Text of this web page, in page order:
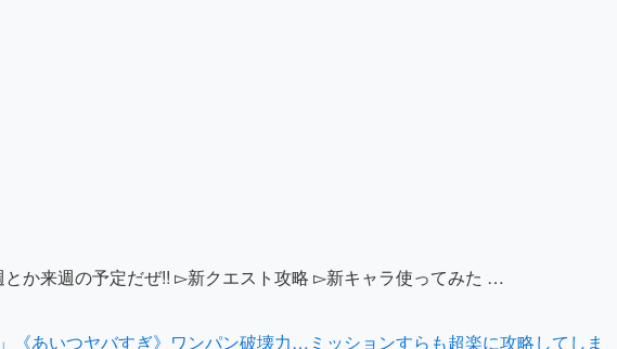
か来週の予定だぜ!! ▻新クエスト攻略 ▻新キャラ使ってみた …
《あいつヤバすぎ》ワンパン破壊力…ミッションすらも超楽に攻略してしま